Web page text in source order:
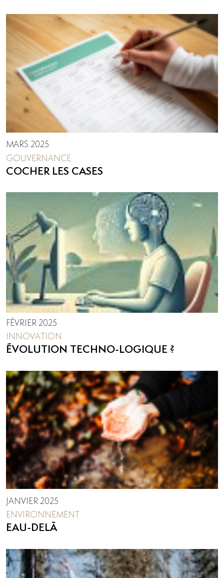
MARS 2025
GOUVERNANCE
COCHER LES CASES
FÉVRIER 2025
INNOVATION
ÉVOLUTION TECHNO-LOGIQUE ?
JANVIER 2025
ENVIRONNEMENT
EAU-DELÀ